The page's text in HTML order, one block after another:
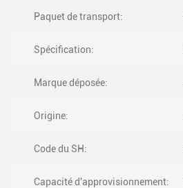
Paquet de transport:
Spécification:
Marque déposée:
Origine:
Code du SH:
Capacité d'approvisionnement: